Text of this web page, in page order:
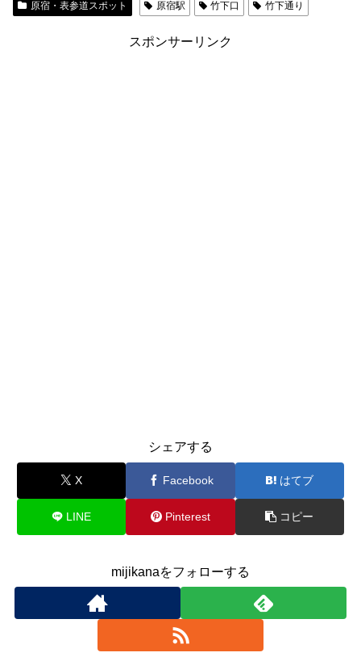
原宿・表参道スポット 原宿駅 竹下口 竹下通り
スポンサーリンク
シェアする
X Facebook はてブ
LINE Pinterest コピー
mijikanaをフォローする